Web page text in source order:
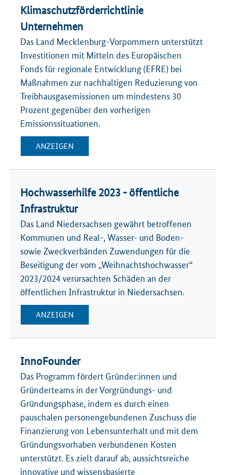
Klimaschutzförderrichtlinie
Unternehmen
Das Land Mecklenburg-Vorpommern unterstützt
Investitionen mit Mitteln des Europäischen
Fonds für regionale Entwicklung (EFRE) bei
Maßnahmen zur nachhaltigen Reduzierung von
Treibhausgasemissionen um mindestens 30
Prozent gegenüber den vorherigen
Emissionssituationen.
ANZEIGEN
Hochwasserhilfe 2023 - öffentliche
Infrastruktur
Das Land Niedersachsen gewährt betroffenen
Kommunen und Real-, Wasser- und Boden-
sowie Zweckverbänden Zuwendungen für die
Beseitigung der vom „Weihnachtshochwasser“
2023/2024 verursachten Schäden an der
öffentlichen Infrastruktur in Niedersachsen.
ANZEIGEN
InnoFounder
Das Programm fördert Gründer:innen und
Gründerteams in der Vorgründungs- und
Gründungsphase, indem es durch einen
pauschalen personengebundenen Zuschuss die
Finanzierung von Lebensunterhalt und mit dem
Gründungsvorhaben verbundenen Kosten
unterstützt. Es zielt darauf ab, aussichtsreiche
innovative und wissensbasierte